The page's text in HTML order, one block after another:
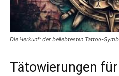
Die Herkunft der beliebtesten Tattoo-
Tätowierungen